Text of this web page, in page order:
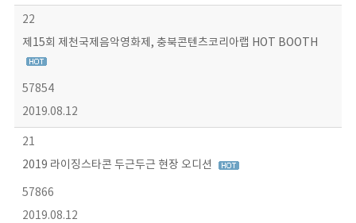
22
제15회 제천국제음악영화제, 충북콘텐츠코리아랩 HOT BOOTH
57854
2019.08.12
21
2019 라이징스타콘 두근두근 현장 오디션
57866
2019.08.12